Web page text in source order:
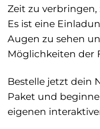
Zeit zu
Es ist eine
Augen zu sehen
Möglichkeiten der
Bestelle jetzt dein
Paket und
eigenen